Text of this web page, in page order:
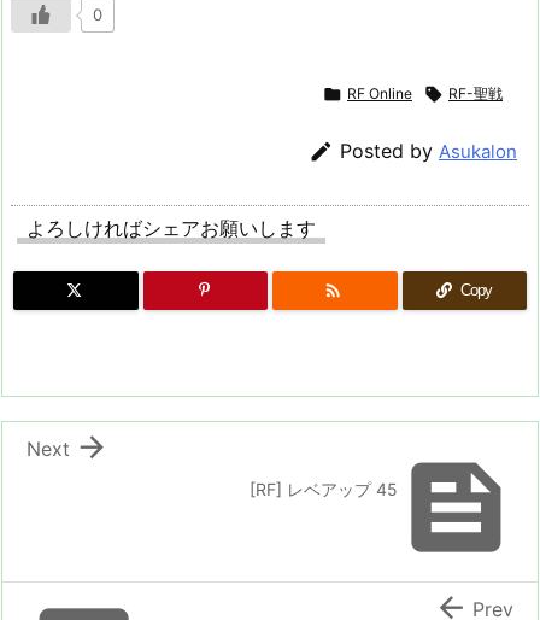
0
 RF Online  RF-聖戦
 Posted by Asukalon
よろしければシェアお願いします
 Copy

[RF] レベアップ 45

Next
 Prev